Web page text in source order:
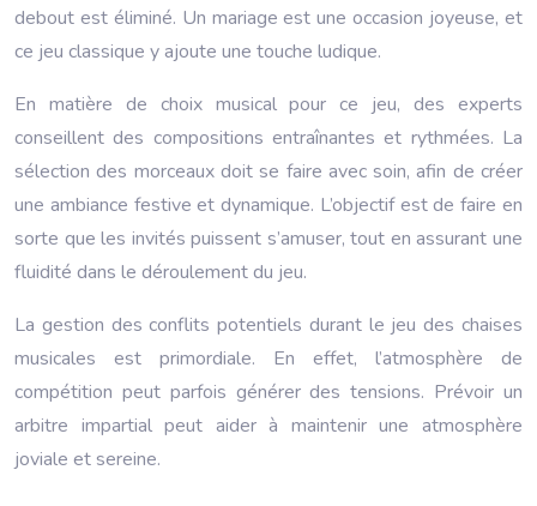
debout est éliminé. Un mariage est une occasion joyeuse, et
ce jeu classique y ajoute une touche ludique.
En matière de choix musical pour ce jeu, des experts
conseillent des compositions entraînantes et rythmées. La
sélection des morceaux doit se faire avec soin, afin de créer
une ambiance festive et dynamique. L’objectif est de faire en
sorte que les invités puissent s’amuser, tout en assurant une
fluidité dans le déroulement du jeu.
La gestion des conflits potentiels durant le jeu des chaises
musicales est primordiale. En effet, l’atmosphère de
compétition peut parfois générer des tensions. Prévoir un
arbitre impartial peut aider à maintenir une atmosphère
joviale et sereine.